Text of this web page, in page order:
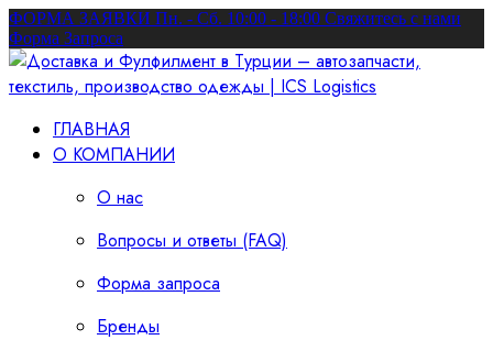
ФОРМА ЗАЯВКИ Пн. - Сб. 10:00 - 18:00 Свяжитесь с нами
Форма Запроса
ГЛАВНАЯ
О КОМПАНИИ
О нас
Вопросы и ответы (FAQ)
Форма запроса
Бренды